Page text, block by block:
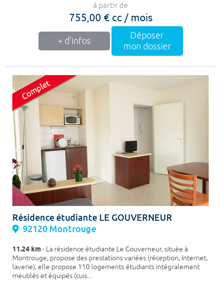
à partir de
755,00 € cc / mois
+ d'infos
Déposer
mon dossier
Résidence étudiante LE GOUVERNEUR
92120 Montrouge
11.24 km- La résidence étudiante Le Gouverneur, située à
Montrouge, propose des prestations variées (réception, Internet,
laverie), elle propose 110 logements étudiants intégralement
meublés et équipés (cuis...